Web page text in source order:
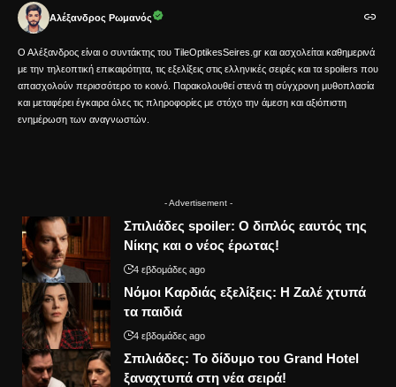
Αλέξανδρος Ρωμανός
Ο Αλέξανδρος είναι ο συντάκτης του TileOptikesSeires.gr και ασχολείται καθημερινά
με την τηλεοπτική επικαιρότητα, τις εξελίξεις στις ελληνικές σειρές και τα spoilers που
απασχολούν περισσότερο το κοινό. Παρακολουθεί στενά τη σύγχρονη μυθοπλασία
και μεταφέρει έγκαιρα όλες τις πληροφορίες με στόχο την άμεση και αξιόπιστη
ενημέρωση των αναγνωστών.
- Advertisement -
Σπιλιάδες spoiler: Ο διπλός εαυτός της
Νίκης και ο νέος έρωτας!
4 εβδομάδες ago
Νόμοι Καρδιάς εξελίξεις: Η Ζαλέ χτυπά
τα παιδιά
4 εβδομάδες ago
Σπιλιάδες: Το δίδυμο του Grand Hotel
ξαναχτυπά στη νέα σειρά!